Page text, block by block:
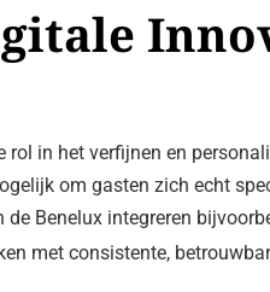
in het verfijnen en
om gasten zich echt
Benelux integreren
met consistente,